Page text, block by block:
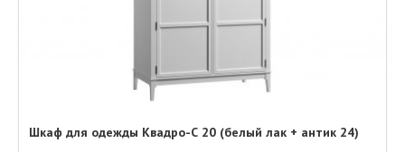
Шкаф для одежды Квадро-С 20 (белый лак + антик 24)